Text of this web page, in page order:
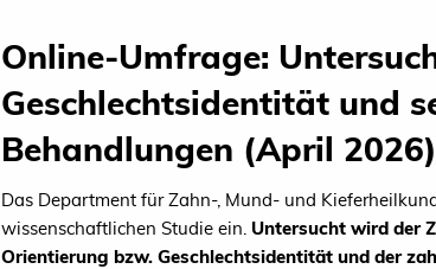
Online-Umfrage:
Geschlechtsidentität und
Behandlungen (April 2026)
Das Department für Zahn-, Mund- und
wissenschaftlichen Studie ein. Untersucht wird der
Orientierung bzw. Geschlechtsidentität und der